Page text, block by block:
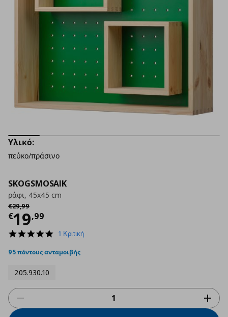
SKOGSMOSAIK
ράφι, 45x45 cm
€29,99
Αρχική τιμή
€19,99
Τρέχουσα τιμή
5.0
rating
1 Κριτική
95 πόντους ανταμοιβής
205.930.10
Υλικό:
πεύκο/πράσινο